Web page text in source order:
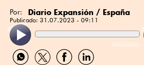
Por: Diario Expansión / España
Publicado: 31.07.2023 - 09:11
ReadSpeaker
Compartir
por
Compartir
por
Compartir
por
Compartir
por